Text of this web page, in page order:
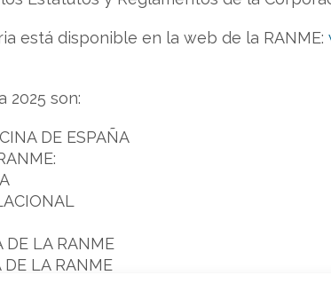
está disponible en la web de la RANME:
2025 son:
DE ESPAÑA
DE LA RANME
DE LA RANME